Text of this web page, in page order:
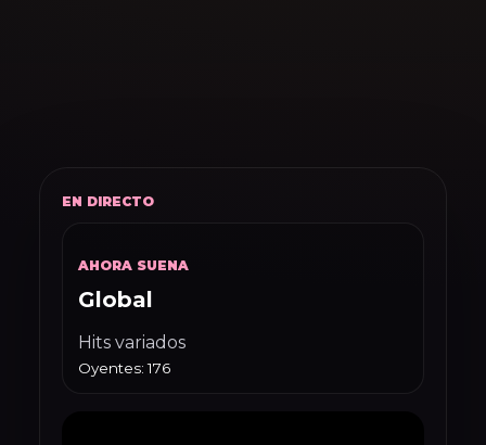
EN DIRECTO
AHORA SUENA
Global
Hits variados
Oyentes: 176